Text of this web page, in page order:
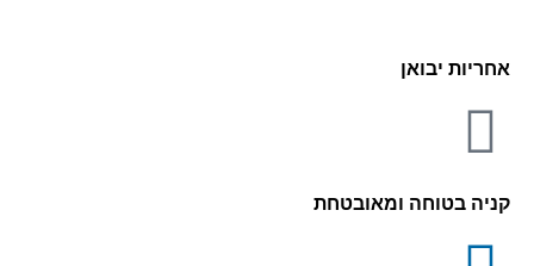
אחריות יבואן
קניה בטוחה ומאובטחת